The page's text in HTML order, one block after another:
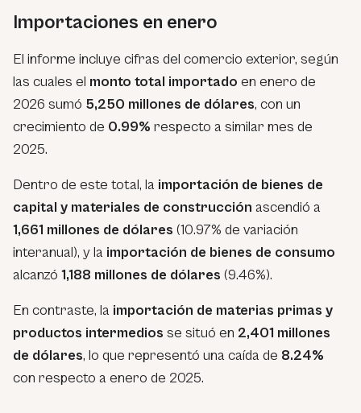
Importaciones en enero
El informe incluye cifras del comercio exterior, según
las cuales el monto total importado en enero de
2026 sumó 5,250 millones de dólares, con un
crecimiento de 0.99% respecto a similar mes de
2025.
Dentro de este total, la importación de bienes de
capital y materiales de construcción ascendió a
1,661 millones de dólares (10.97% de variación
interanual), y la importación de bienes de consumo
alcanzó 1,188 millones de dólares (9.46%).
En contraste, la importación de materias primas y
productos intermedios se situó en 2,401 millones
de dólares, lo que representó una caída de 8.24%
con respecto a enero de 2025.